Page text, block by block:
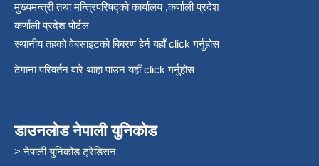
मुख्यमन्त्री तथा मन्त्रिपरिषद्को कार्यालय ,कर्णाली प्रदेश
कर्णाली प्रदेश पोर्टल
स्थानीय तहको वेबसाइटको बिबरण हेर्न यहाँ click गर्नुहोस
ठेगाना परिवर्तन वारे थाहा पाउन यहाँ click गर्नुहोस
डाउनलोड नेपाली युनिकोड
> नेपाली युनिकोड ट्रेडिसन